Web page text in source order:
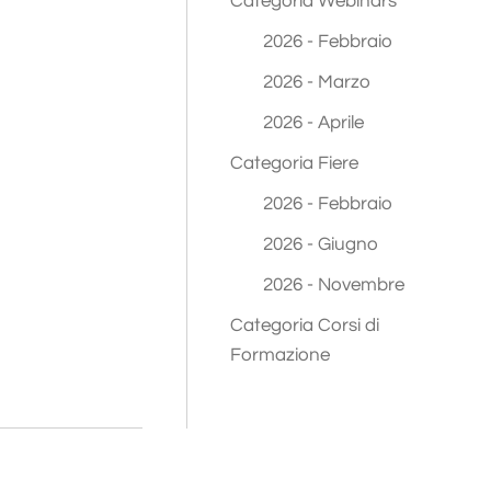
2026 - Febbraio
2026 - Marzo
2026 - Aprile
Categoria Fiere
2026 - Febbraio
2026 - Giugno
2026 - Novembre
Categoria Corsi di
Formazione